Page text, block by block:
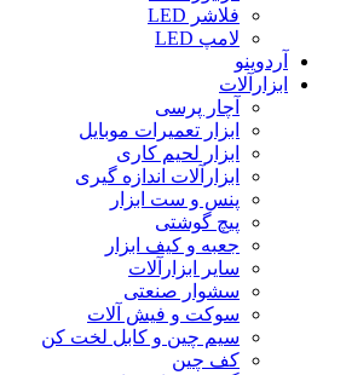
فلاشر LED
لامپ LED
آردوینو
ابزارآلات
آچار پرسی
ابزار تعمیرات موبایل
ابزار لحیم کاری
ابزارآلات اندازه گیری
پنس و ست ابزار
پیچ گوشتی
جعبه و کیف ابزار
سایر ابزارآلات
سشوار صنعتی
سوکت و فیش آلات
سیم چین و کابل لخت کن
کف چین